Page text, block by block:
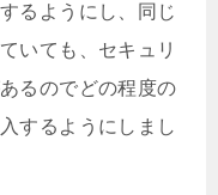
るようにし、同じ
いても、セキュリ
るのでどの程度の
するようにしまし